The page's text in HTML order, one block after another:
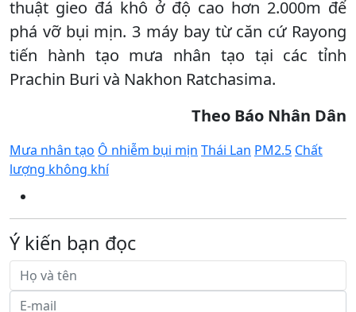
thuật gieo đá khô ở độ cao hơn 2.000m để
phá vỡ bụi mịn. 3 máy bay từ căn cứ Rayong
tiến hành tạo mưa nhân tạo tại các tỉnh
Prachin Buri và Nakhon Ratchasima.
Theo Báo Nhân Dân
Mưa nhân tạo Ô nhiễm bụi mịn Thái Lan PM2.5 Chất
lượng không khí
Ý kiến bạn đọc